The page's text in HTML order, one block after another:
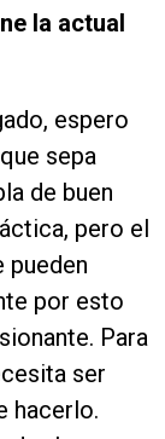
la actual
espero
sepa
de buen
pero el
por esto
Para
ser
hacerlo.